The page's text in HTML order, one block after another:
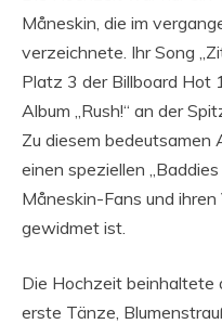
Måneskin, die im
verzeichnete. Ihr Song
Platz 3 der Billboard
Album „Rush!“ an der
Zu diesem
einen speziellen
Måneskin-Fans und
gewidmet ist.
Die Hochzeit beinhaltete
erste Tänze,